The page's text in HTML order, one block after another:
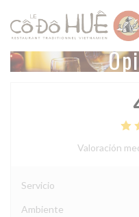
Personalización de sus
Valoración
Servicio
Ambiente